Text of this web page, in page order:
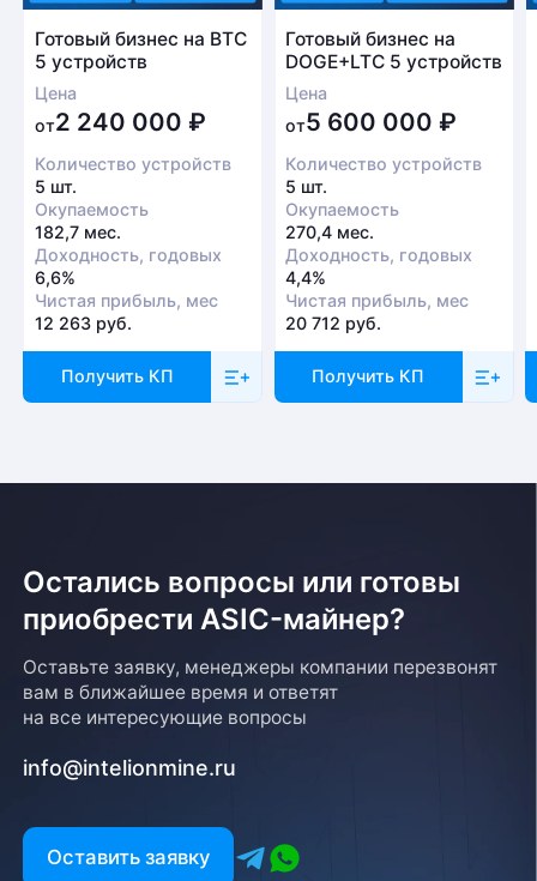
Готовый бизнес на BTC
5 устройств
Цена
от2 240 000 ₽
Количество устройств
5 шт.
Окупаемость
182,7 мес.
Доходность, годовых
6,6%
Чистая прибыль, мес
12 263 руб.
Получить КП
Готовый бизнес на
DOGE+LTC 5 устройств
Цена
от5 600 000₽
Количество устройств
5 шт.
Окупаемость
270,4 мес.
Доходность, годовых
4,4%
Чистая прибыль, мес
20 712 руб.
Получить КП
Остались вопросы или готовы
приобрести ASIC-майнер?
Оставьте заявку, менеджеры компании перезвонят
вам в ближайшее время и ответят
на все интересующие вопросы
info@intelionmine.ru
Оставить заявку